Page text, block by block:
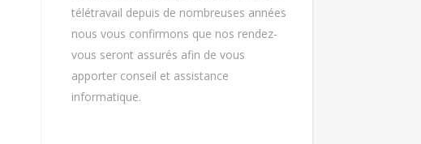
télétravail depuis de nombreuses années
nous vous confirmons que nos rendez-
vous seront assurés afin de vous
apporter conseil et assistance
informatique.